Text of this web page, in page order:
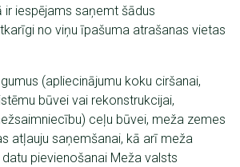
iespējams saņemt šādus
no viņu īpašuma atrašanas vietas
(apliecinājumu koku ciršanai,
būvei vai rekonstrukcijai,
ceļu būvei, meža zemes
atļauju saņemšanai, kā arī meža
pievienošanai Meža valsts